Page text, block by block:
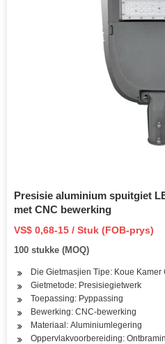
Presisie aluminium spuitgiet
met CNC bewerking
VS$ 0,68-15 / Stuk (FOB-prys)
100 stukke (MOQ)
Die Gietmasjien Tipe: Koue Kamer
Gietmetode: Presisiegietwerk
Toepassing: Pyppassing
Bewerking: CNC-bewerking
Materiaal: Aluminiumlegering
Oppervlakvoorbereiding: